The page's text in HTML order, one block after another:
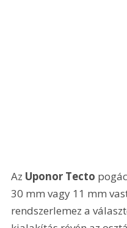
Az Uponor Tecto
30 mm vagy 11 mm
rendszerlemez a